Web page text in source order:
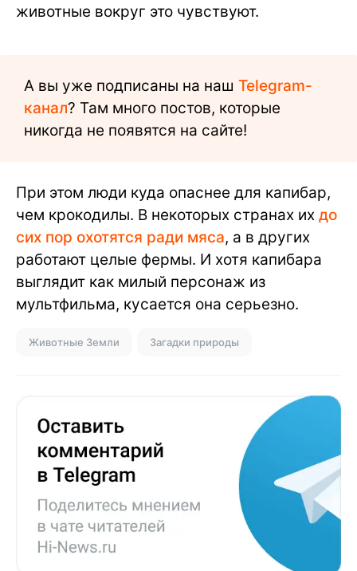
животные вокруг это чувствуют.
А вы уже подписаны на наш Telegram-
канал? Там много постов, которые
никогда не появятся на сайте!
При этом люди куда опаснее для капибар,
чем крокодилы. В некоторых странах их до
сих пор охотятся ради мяса, а в других
работают целые фермы. И хотя капибара
выглядит как милый персонаж из
мультфильма, кусается она серьезно.
Животные Земли Загадки природы